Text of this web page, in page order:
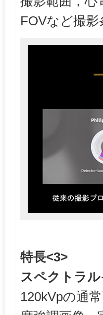
FOVなど撮
特長<3>
スペクトラ
120kVpの通